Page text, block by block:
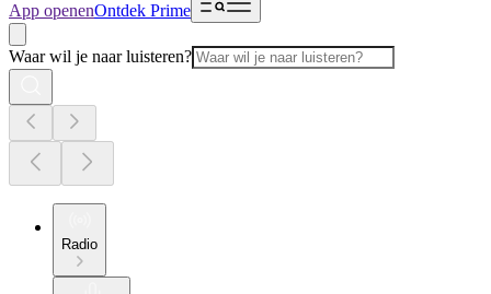
App openenOntdek Prime
Waar wil je naar luisteren?
Radio